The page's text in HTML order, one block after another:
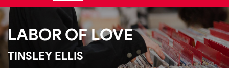
LABOR OF LOVE
TINSLEY ELLIS